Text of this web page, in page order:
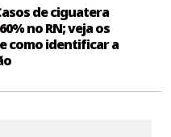
de ciguatera
no RN; veja os
como identificar a